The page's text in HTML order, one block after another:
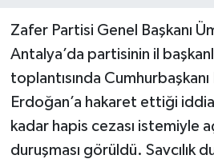
Zafer Partisi Genel Başkanı
Antalya’da partisinin il
toplantısında
Erdoğan’a hakaret ettiği
kadar hapis cezası istemiyle
duruşması görüldü. Savcılık